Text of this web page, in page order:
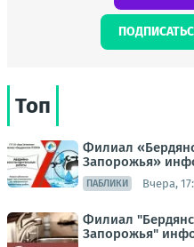
Топ
Филиал
Запорожья»
ПАБЛИКИ Вчера,
Филиал
Запорожья"